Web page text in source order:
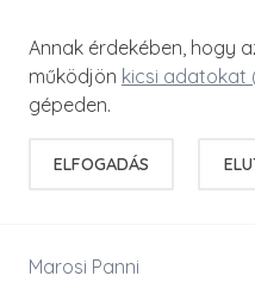
Annak érdekében, hogy
működjön kicsi adatokat
gépeden.
ELFOGADÁS
Marosi Panni